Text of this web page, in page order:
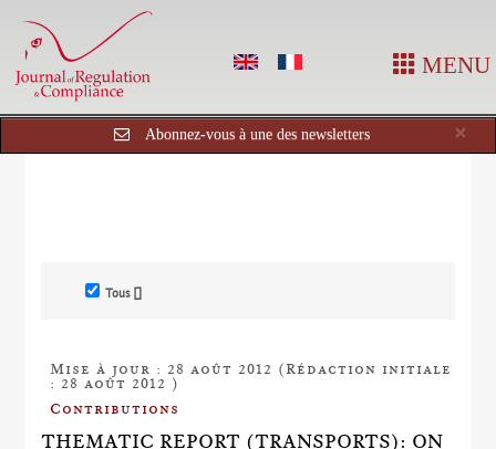
MENU
×
Abonnez-vous à une des newsletters
Tous []
Mise à jour : 28 août 2012 (Rédaction initiale
: 28 août 2012 )
Contributions
THEMATIC REPORT (TRANSPORTS): ON